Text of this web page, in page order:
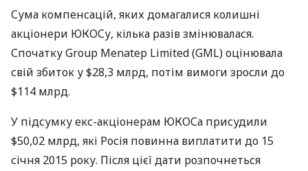
Сума компенсацій, яких домагалися колишні
акціонери ЮКОСу, кілька разів змінювалася.
Спочатку Group Menatep Limited (GML) оцінювала
свій збиток у $28,3 млрд, потім вимоги зросли до
$114 млрд.
У підсумку екс-акціонерам ЮКОСа присудили
$50,02 млрд, які Росія повинна виплатити до 15
січня 2015 року. Після цієї дати розпочнеться